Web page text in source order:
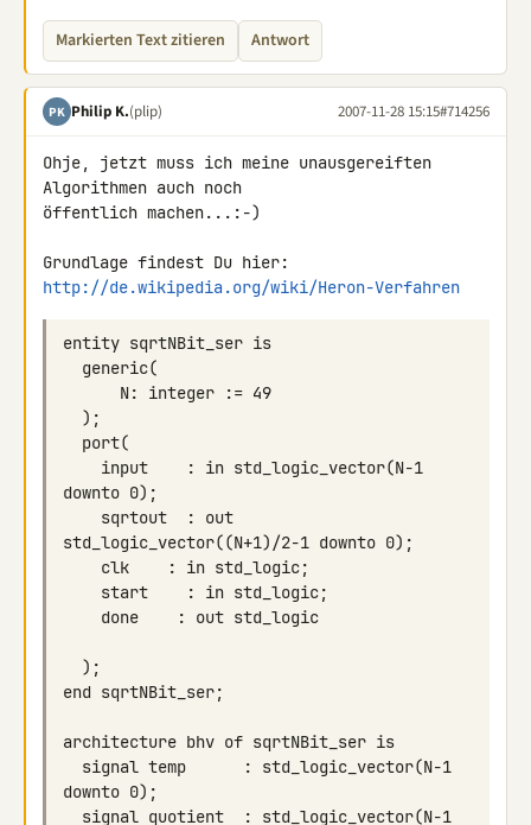
Markierten Text zitieren Antwort
PK Philip K.(plip) 2007-11-28 15:15#714256
Ohje, jetzt muss ich meine unausgereiften
Algorithmen auch noch
öffentlich machen...:-)
http://de.wikipedia.org/wiki/Heron-Verfahren